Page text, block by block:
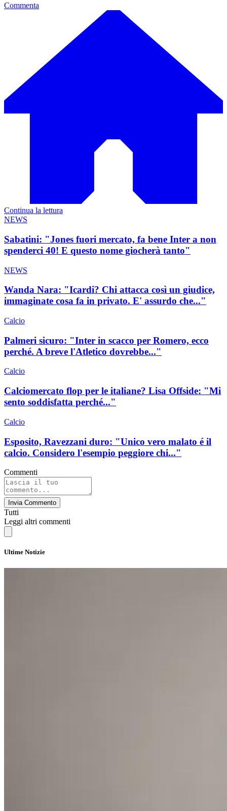
Commenta
Continua la lettura
NEWS
Sabatini: "Jones fuori mercato, fa bene Inter a non
spenderci 40! E questo nome giocherà tanto"
NEWS
Wanda Nara: "Icardi? Chi attacca così un giudice,
immaginate cosa fa in privato. E' assurdo che..."
Calcio
Palmeri sicuro: "Inter in scacco per Romero, ecco
perché. A breve l'Atletico dovrebbe..."
Calcio
Calciomercato flop per le italiane? Lisa Offside: "Mi
sento soddisfatta perché..."
Calcio
Esposito, Ravezzani duro: "Unico vero malato é il
calcio. Considero l'esempio peggiore chi..."
Commenti
Invia Commento
Tutti
Leggi altri commenti
Ultime Notizie